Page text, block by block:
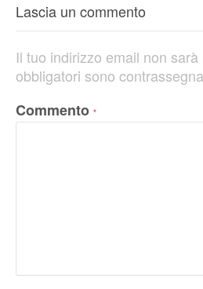
Lascia un commento
Il tuo indirizzo email non
obbligatori sono
Commento *